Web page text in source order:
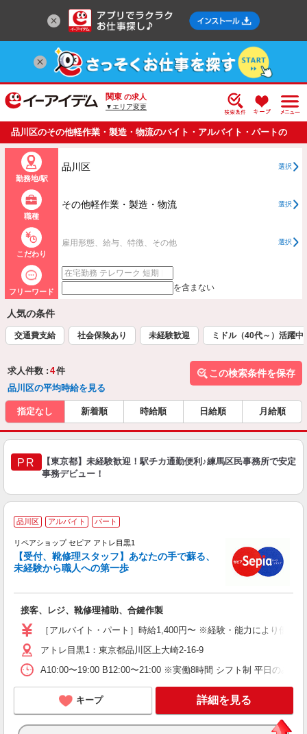
関東 の求人
▼エリア変更
品川区のその他軽作業・製造・物流のバイト・アルバイト・パートの
求人情報一覧
勤務地/駅
品川区 選択
職種
その他軽作業・製造・物流 選択
こだわり
雇用形態、給与、特徴、その他 選択
フリーワード を含まない
人気の条件
交通費支給 社会保険あり 未経験歓迎 ミドル（40代～）活躍中
求人件数 : 4件
品川区の平均時給を見る
この検索条件を保存
指定なし 新着順 時給順 日給順 月給順
PR
【東京都】未経験歓迎！駅チカ通勤便利♪練馬区民事務所で安定
事務デビュー！
品川区 アルバイト パート
リペアショップ セピア アトレ目黒1
【受付、靴修理スタッフ】あなたの手で蘇る、
未経験から職人への第一歩
接客、レジ、靴修理補助、合鍵作製
［アルバイト・パート］時給1,400円〜 ※経験・能力により優遇
アトレ目黒1：東京都品川区上大崎2-16-9
A10:00〜19:00 B12:00〜21:00 ※実働8時間 シフト制 平日のみ可
キープ 詳細を見る